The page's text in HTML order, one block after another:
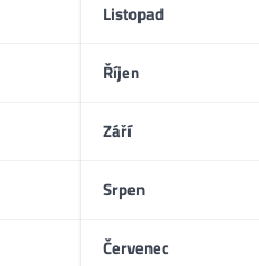
Listopad
Říjen
Září
Srpen
Červenec